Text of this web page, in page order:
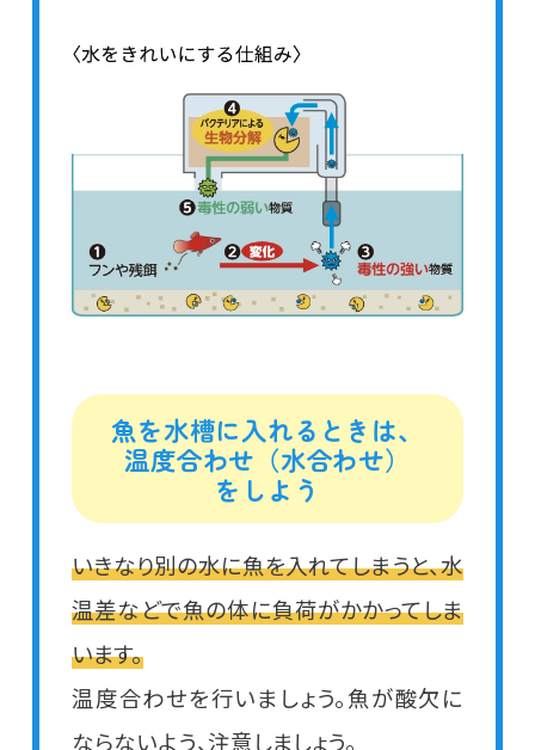
魚を水槽に入れるときは、
温度合わせ（水合わせ）
をしよう
いきなり別の水に魚を入れてしまうと、水
温差などで魚の体に負荷がかかってしま
います。
温度合わせを行いましょう。魚が酸欠に
ならないよう、注意しましょう。